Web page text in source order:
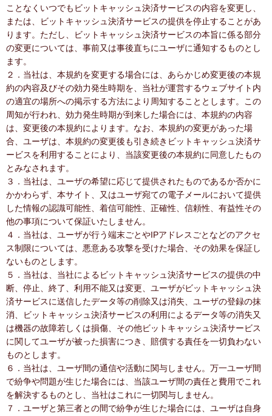
ことなくいつでもビットキャッシュ決済サービスの内容を変更し、
または、ビットキャッシュ決済サービスの提供を停止することがあ
ります。ただし、ビットキャッシュ決済サービスの本旨に係る部分
の変更については、事前又は事後直ちにユーザに通知するものとし
ます。
２．当社は、本規約を変更する場合には、あらかじめ変更後の本規
約の内容及びその効力発生時期を、当社が運営するウェブサイト内
の適宜の場所への掲示する方法により周知することとします。この
周知が行われ、効力発生時期が到来した場合には、本規約の内容
は、変更後の本規約によります。なお、本規約の変更があった場
合、ユーザは、本規約の変更後も引き続きビットキャッシュ決済サ
ービスを利用することにより、当該変更後の本規約に同意したもの
とみなされます。
３．当社は、ユーザの希望に応じて提供されたものであるか否かに
かかわらず、本サイト、又はユーザ宛ての電子メールにおいて提供
した情報の認識可能性、着信可能性、正確性、信頼性、有益性その
他の事項について保証いたしません。
４．当社は、ユーザが行う端末ごとやIPアドレスごとなどのアクセ
ス制限については、悪意ある攻撃を受けた場合、その効果を保証し
ないものとします。
５．当社は、当社によるビットキャッシュ決済サービスの提供の中
断、停止、終了、利用不能又は変更、ユーザがビットキャッシュ決
済サービスに送信したデータ等の削除又は消失、ユーザの登録の抹
消、ビットキャッシュ決済サービスの利用によるデータ等の消失又
は機器の故障若しくは損傷、その他ビットキャッシュ決済サービス
に関してユーザが被った損害につき、賠償する責任を一切負わない
ものとします。
６．当社は、ユーザ間の通信や活動に関与しません。万一ユーザ間
で紛争や問題が生じた場合には、当該ユーザ間の責任と費用でこれ
を解決するものとし、当社はこれに一切関与しません。
７．ユーザと第三者との間で紛争が生じた場合には、ユーザは自身